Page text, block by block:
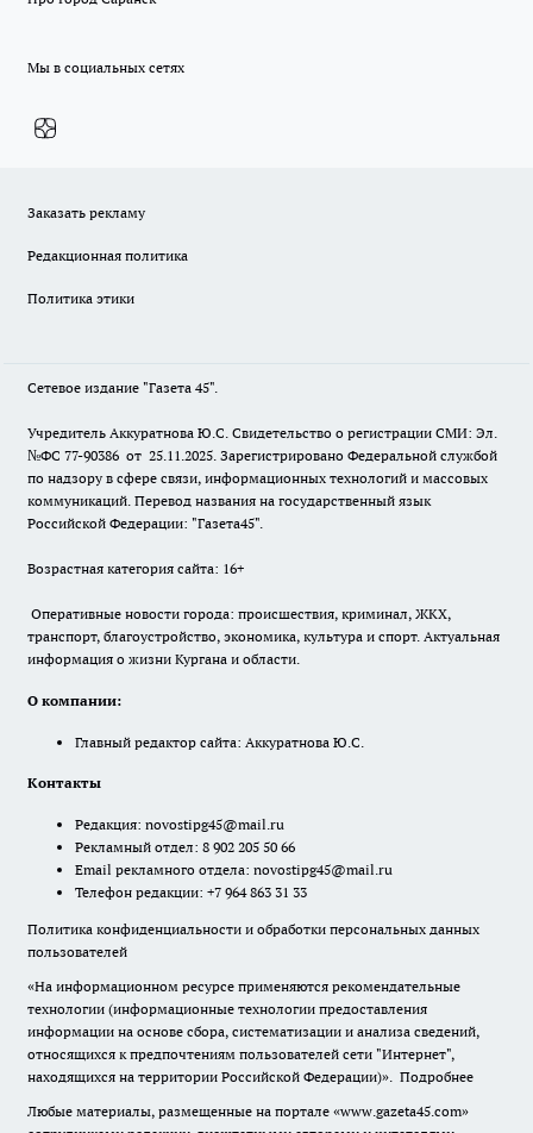
Мы в социальных сетях
Заказать рекламу
Редакционная политика
Политика этики
Сетевое издание "Газета 45".
Учредитель Аккуратнова Ю.С. Свидетельство о регистрации СМИ: Эл.
№ФС 77-90386 от 25.11.2025. Зарегистрировано Федеральной службой
по надзору в сфере связи, информационных технологий и массовых
коммуникаций. Перевод названия на государственный язык
Российской Федерации: "Газета45".
Возрастная категория сайта: 16+
Оперативные новости города: происшествия, криминал, ЖКХ,
транспорт, благоустройство, экономика, культура и спорт. Актуальная
информация о жизни Кургана и области.
О компании:
Главный редактор сайта: Аккуратнова Ю.С.
Контакты
Редакция: novostipg45@mail.ru
Рекламный отдел: 8 902 205 50 66
Email рекламного отдела: novostipg45@mail.ru
Телефон редакции: +7 964 863 31 33
Политика конфиденциальности и обработки персональных данных
пользователей
«На информационном ресурсе применяются рекомендательные
технологии (информационные технологии предоставления
информации на основе сбора, систематизации и анализа сведений,
относящихся к предпочтениям пользователей сети "Интернет",
находящихся на территории Российской Федерации)». Подробнее
Любые материалы, размещенные на портале «www.gazeta45.com»